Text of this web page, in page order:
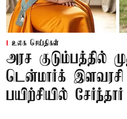
உலக செய்திகள்
அரச குடும்பத்தில்
டென்மார்க்
பயிற்சியில் சேர்ந்தார்